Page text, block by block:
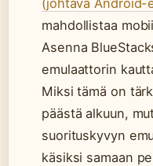
(johtava Android-
mahdollistaa
Asenna
emulaattorin
Miksi tämä on
päästä alkuun,
suorituskyvyn
käsiksi samaan